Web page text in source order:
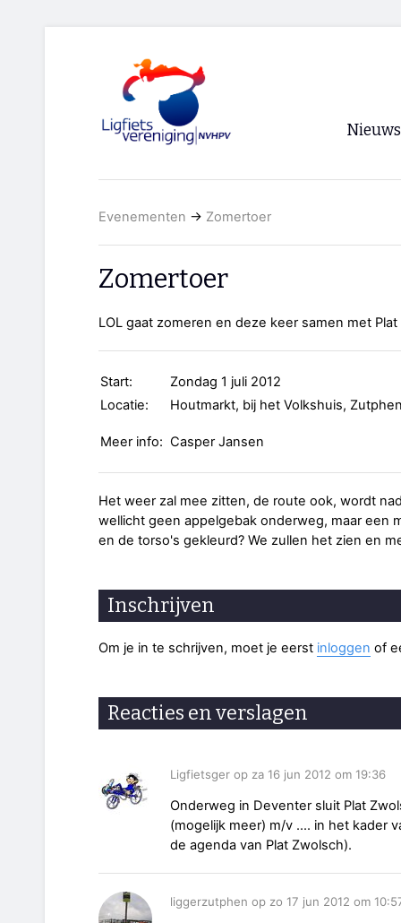
Nieuws
Evenementen → Zomertoer
Zomertoer
LOL gaat zomeren en deze keer samen met
Start:
Zondag 1 juli 2012
Locatie:
Houtmarkt, bij het Volkshuis,
Meer info: Casper Jansen
Het weer zal mee zitten, de route ook, wordt
wellicht geen appelgebak onderweg, maar een
en de torso's gekleurd? We zullen het zien en
Inschrijven
Om je in te schrijven, moet je eerst inloggen of
Reacties en verslagen
Ligfietsger op za 16 jun 2012 om 19:36
Onderweg in Deventer sluit Plat
(mogelijk meer) m/v .... in het kader
de agenda van Plat Zwolsch).
liggerzutphen op zo 17 jun 2012 om